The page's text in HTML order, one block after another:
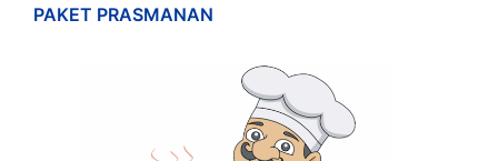
PAKET PRASMANAN